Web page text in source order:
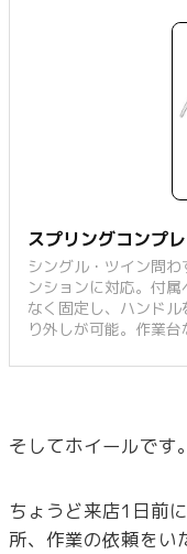
スプリングコンプ
シングル・ツイン問
ンションに対応。付
なく固定し、ハンド
り外しが可能。作業
ラケットタイプの2種
そしてホイールです。
ちょうど来店1日前
所、作業の依頼をい